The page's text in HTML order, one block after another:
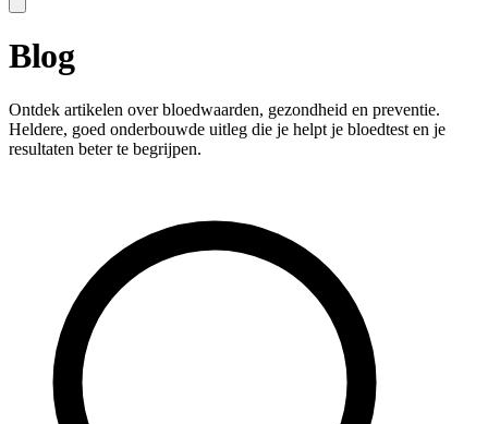
Blog
Ontdek artikelen over bloedwaarden, gezondheid en preventie.
Heldere, goed onderbouwde uitleg die je helpt je bloedtest en je
resultaten beter te begrijpen.